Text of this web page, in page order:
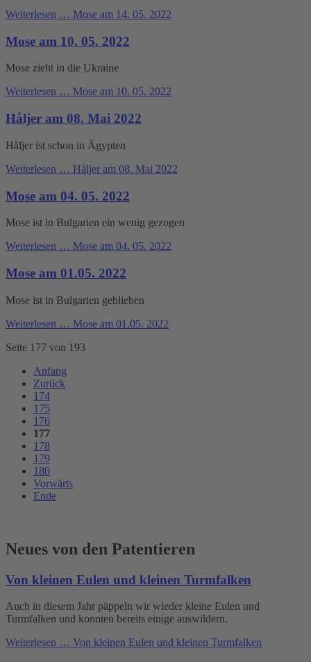
Weiterlesen … Mose am 14. 05. 2022
Mose am 10. 05. 2022
Mose zieht in die Ukraine
Weiterlesen … Mose am 10. 05. 2022
Håljer am 08. Mai 2022
Håljer ist schon in Ägypten
Weiterlesen … Håljer am 08. Mai 2022
Mose am 04. 05. 2022
Mose ist in Bulgarien ein wenig gezogen
Weiterlesen … Mose am 04. 05. 2022
Mose am 01.05. 2022
Mose ist in Bulgarien geblieben
Weiterlesen … Mose am 01.05. 2022
Seite 177 von 193
Anfang
Zurück
174
175
176
177
178
179
180
Vorwärts
Ende
Neues von den Patentieren
Von kleinen Eulen und kleinen Turmfalken
Auch in diesem Jahr päppeln wir wieder kleine Eulen und
Turmfalken und konnten bereits einige auswildern.
Weiterlesen … Von kleinen Eulen und kleinen Turmfalken